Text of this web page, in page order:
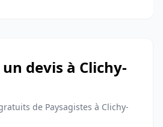
devis à Clichy-
de Paysagistes à Clichy-